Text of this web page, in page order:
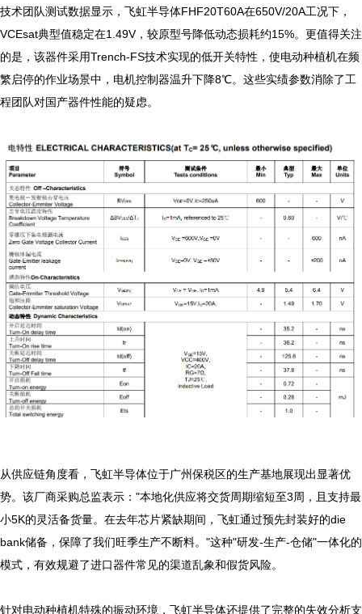
技术团队测试数据显示，飞虹半导体FHF20T60A在650V/20A工况下，
VCEsat典型值稳定在1.49V，较原型号降低动态损耗约15%。更值得关注
的是，该器件采用Trench-FS技术实现的低开关特性，使电动种植机在频
繁启停的作业场景中，电机控制器温升下降8℃。这些实绩参数消除了工
程团队对国产器件性能的疑虑。
从供应链角度看，飞虹半导体位于广州保税区的生产基地展现出显著优
势。该厂商采购总监表示："本地化供应将交货周期缩短至3周，且支持最
小5K的灵活备货量。在去年芯片紧缺期间，飞虹通过预先封装好的die
bank储备，保障了我们旺季生产不断料。"这种"研发-生产-仓储"一体化的
模式，有效规避了进口器件常见的渠道乱象和假货风险。
针对电动种植机特殊的振动环境，飞虹半导体还提供了完整的失效分析支